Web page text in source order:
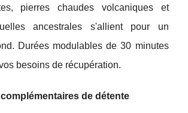
pierres chaudes volcaniques et
ancestrales s'allient pour un
Durées modulables de 30 minutes
besoins de récupération.
de détente